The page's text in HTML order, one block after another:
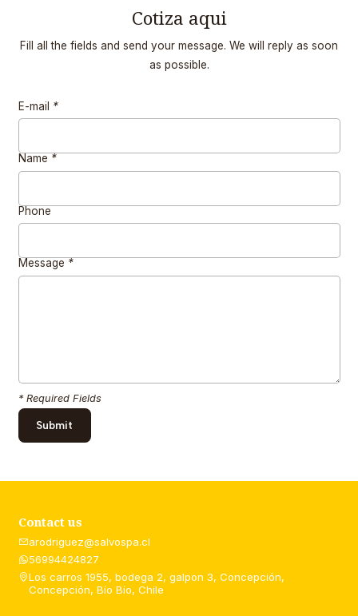
Cotiza aqui
Fill all the fields and send your message. We will reply as soon
as possible.
E-mail *
Name *
Phone
Message *
* Required Fields
Contact us
arodriguez@salvospa.cl
56994424827
Los carros 1955, bodega 2, galpon 3, Concepción,
Concepción, Bío Bío, Chile